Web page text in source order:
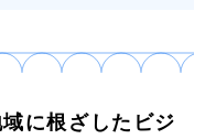
に根ざしたビジ